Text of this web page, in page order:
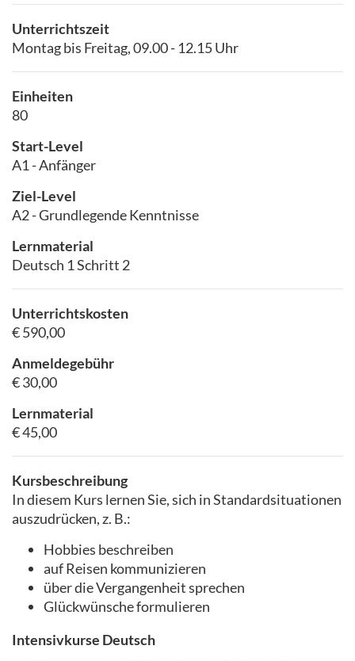
Unterrichtszeit
Montag bis Freitag, 09.00 - 12.15 Uhr
Einheiten
80
Start-Level
A1 - Anfänger
Ziel-Level
A2 - Grundlegende Kenntnisse
Lernmaterial
Deutsch 1 Schritt 2
Kursbeschreibung
In diesem Kurs lernen Sie, sich in Standardsituationen
auszudrücken, z. B.:
Hobbies beschreiben
auf Reisen kommunizieren
über die Vergangenheit sprechen
Glückwünsche formulieren
Intensivkurse Deutsch
Unterrichtskosten
€ 590,00
Anmeldegebühr
€ 30,00
Lernmaterial
€ 45,00